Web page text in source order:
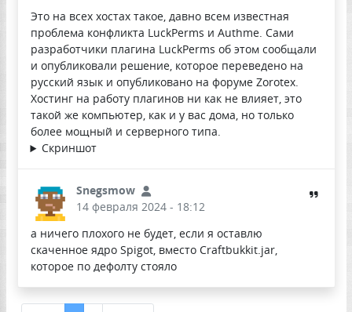
Это на всех хостах такое, давно всем известная
проблема конфликта LuckPerms и Authme. Сами
разработчики плагина LuckPerms об этом сообщали
и опубликовали решение, которое переведено на
русский язык и опубликовано на форуме Zorotex.
Хостинг на работу плагинов ни как не влияет, это
такой же компьютер, как и у вас дома, но только
более мощный и серверного типа.
Скриншот
Snegsmow
14 февраля 2024 - 18:12
а ничего плохого не будет, если я оставлю
скаченное ядро Spigot, вместо Craftbukkit.jar,
которое по дефолту стояло